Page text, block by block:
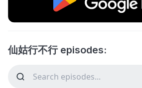
仙姑行不行 episodes: